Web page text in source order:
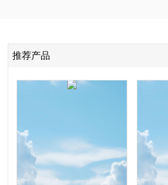
推荐产品